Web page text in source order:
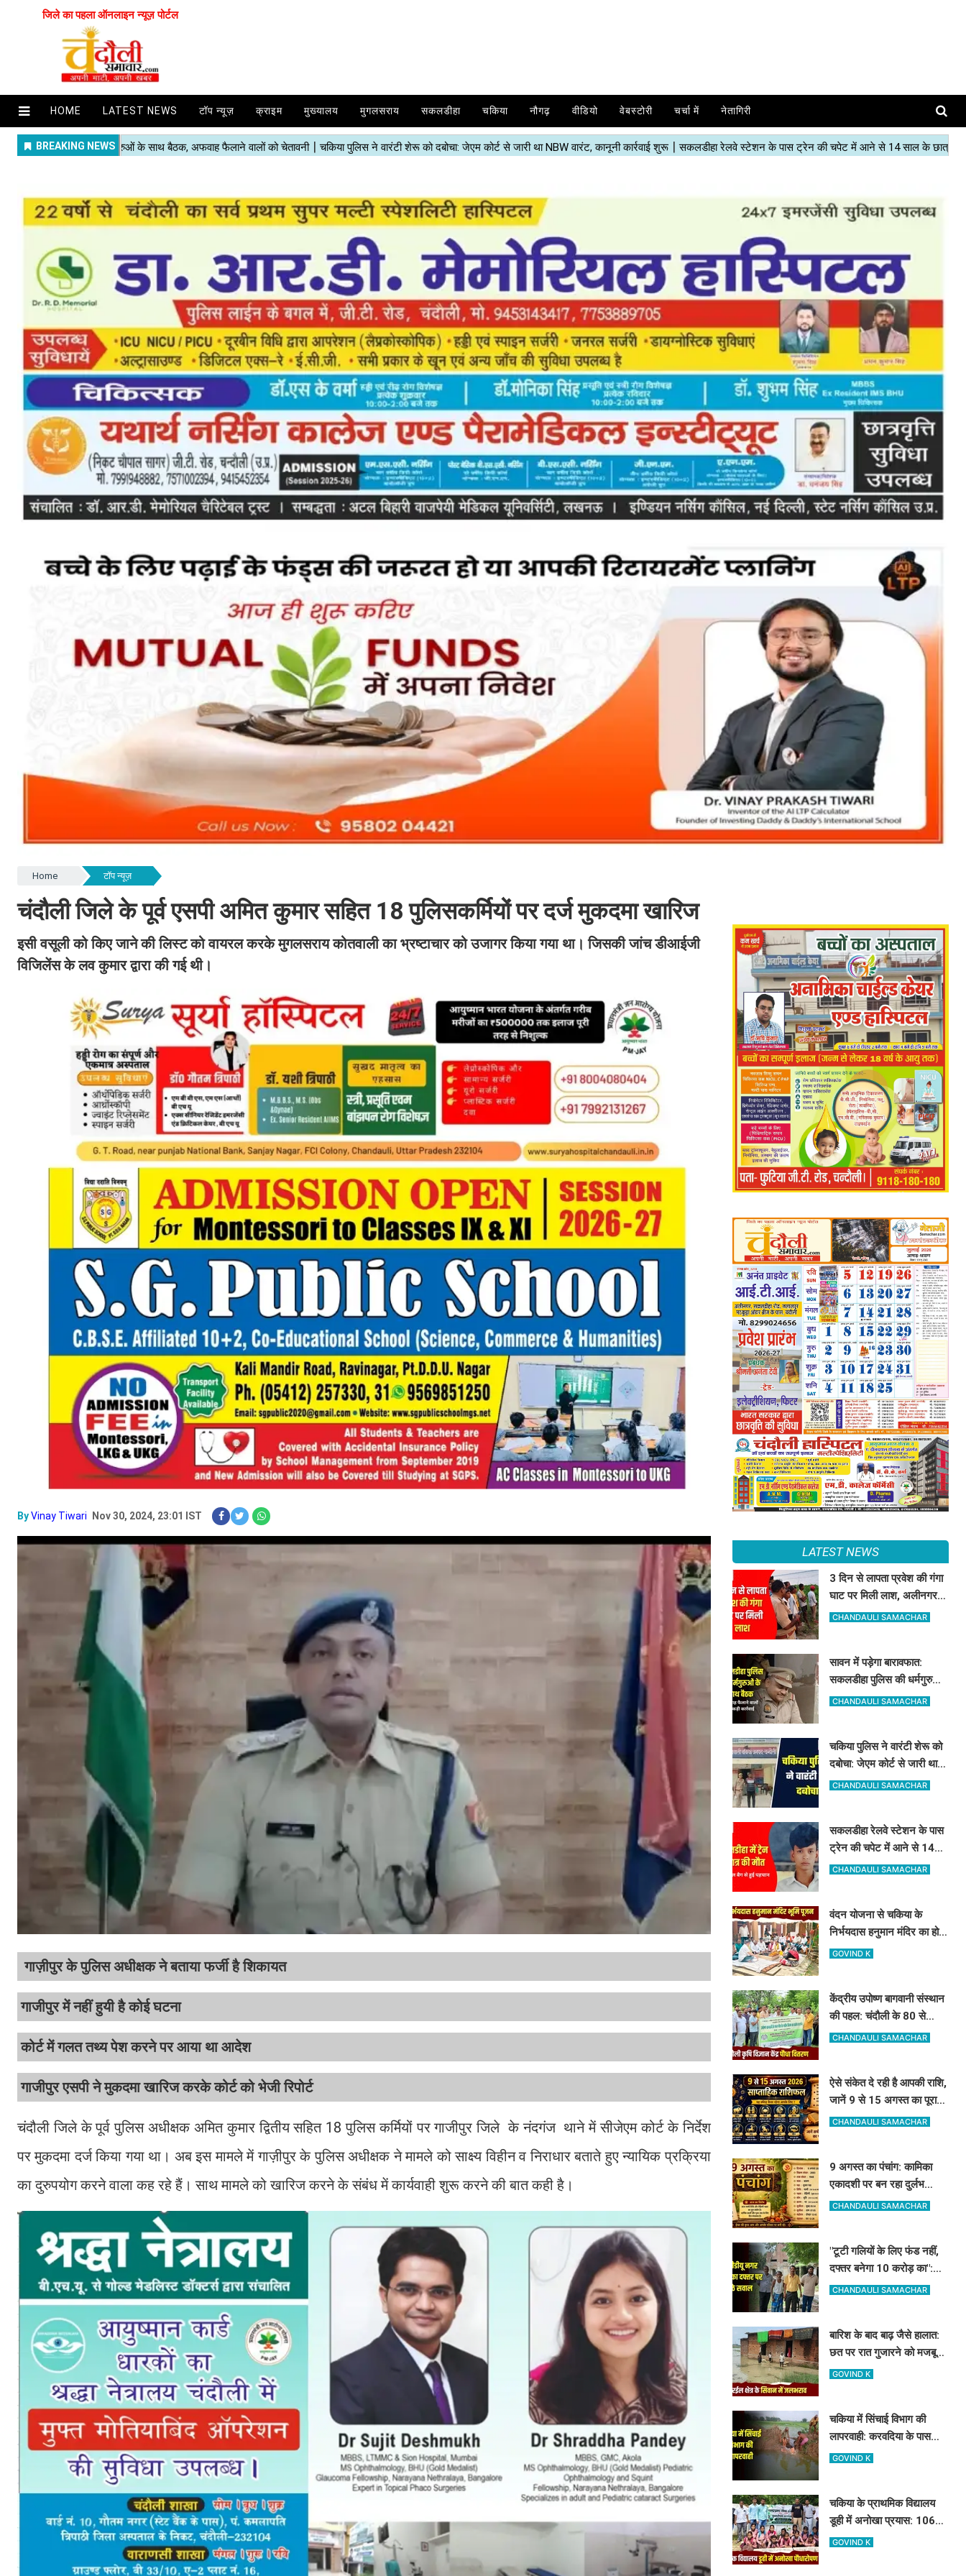
जिले का पहला ऑनलाइन न्यूज़ पोर्टल
HOME LATEST NEWS टॉप न्यूज़ क्राइम मुख्यालय मुगलसराय सकलडीहा चकिया नौगढ़ वीडियो वेबस्टोरी चर्चा में नेतागिरी
Home टॉप न्यूज़
चंदौली जिले के पूर्व एसपी अमित कुमार सहित 18 पुलिसकर्मियों पर दर्ज मुकदमा खारिज
इसी वसूली को किए जाने की लिस्ट को वायरल करके मुगलसराय कोतवाली का भ्रष्टाचार को उजागर किया गया था। जिसकी जांच डीआईजी
विजिलेंस के लव कुमार द्वारा की गई थी।
ByVinay Tiwari Nov 30, 2024, 23:01 IST
गाज़ीपुर के पुलिस अधीक्षक ने बताया फर्जी है शिकायत
गाजीपुर में नहीं हुयी है कोई घटना
कोर्ट में गलत तथ्य पेश करने पर आया था आदेश
गाजीपुर एसपी ने मुकदमा खारिज करके कोर्ट को भेजी रिपोर्ट
चंदौली जिले के पूर्व पुलिस अधीक्षक अमित कुमार द्वितीय सहित 18 पुलिस कर्मियों पर गाजीपुर जिले के नंदगंज थाने में सीजेएम कोर्ट के निर्देश
पर मुकदमा दर्ज किया गया था। अब इस मामले में गाज़ीपुर के पुलिस अधीक्षक ने मामले को साक्ष्य विहीन व निराधार बताते हुए न्यायिक प्रक्रिया
का दुरुपयोग करने वाला कह रहे हैं। साथ मामले को खारिज करने के संबंध में कार्यवाही शुरू करने की बात कही है।
LATEST NEWS
3 दिन से लापता प्रवेश की गंगा
घाट पर मिली लाश, अलीनगर से
गायब था 24 वर्षीय प्रवेश कुमार
CHANDAULI SAMACHAR
सावन में पड़ेगा बारावफात:
सकलडीहा पुलिस की धर्मगुरुओं
के साथ बैठक, अफवाह फैलाने
CHANDAULI SAMACHAR
चकिया पुलिस ने वारंटी शेरू को
दबोचा: जेएम कोर्ट से जारी था
NBW वारंट, कानूनी कार्रवाई
CHANDAULI SAMACHAR
सकलडीहा रेलवे स्टेशन के पास
ट्रेन की चपेट में आने से 14
साल के छात्र की दर्दनाक मौत,
CHANDAULI SAMACHAR
वंदन योजना से चकिया के
निर्भयदास हनुमान मंदिर का होगा
कायाकल्प: 1.84 करोड़ से शुरू
GOVIND K
केंद्रीय उपोष्ण बागवानी संस्थान
की पहल: चंदौली के 80 से
ज्यादा किसानों को बांटे गए आम,
CHANDAULI SAMACHAR
ऐसे संकेत दे रही है आपकी राशि,
जानें 9 से 15 अगस्त का पूरा
साप्ताहिक राशिफल
CHANDAULI SAMACHAR
9 अगस्त का पंचांग: कामिका
एकादशी पर बन रहा दुर्लभ
संयोग, जानें पूजा का सबसे शुभ
CHANDAULI SAMACHAR
"टूटी गलियों के लिए फंड नहीं,
दफ्तर बनेगा 10 करोड़ का":
PDDU नगर पालिका के प्लान
CHANDAULI SAMACHAR
बारिश के बाद बाढ़ जैसे हालात:
छत पर रात गुजारने को मजबूर
बनवासी, BDO साहब रास्ता और
GOVIND K
चकिया में सिंचाई विभाग की
लापरवाही: करवदिया के पास
टूटा तटबंध, टेल तक पानी न
GOVIND K
चकिया के प्राथमिक विद्यालय
डूही में अनोखा प्रयास: 106
बच्चों के बीच पौधे के रूप में हुआ
GOVIND K